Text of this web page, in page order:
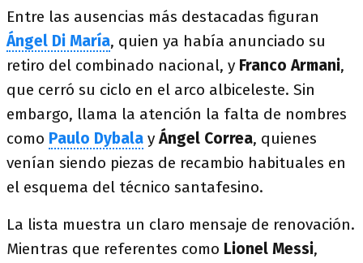
Entre las ausencias más destacadas figuran
Ángel Di María, quien ya había anunciado su
retiro del combinado nacional, y Franco Armani,
que cerró su ciclo en el arco albiceleste. Sin
embargo, llama la atención la falta de nombres
como Paulo Dybala yÁngel Correa, quienes
venían siendo piezas de recambio habituales en
el esquema del técnico santafesino.
La lista muestra un claro mensaje de renovación.
Mientras que referentes como Lionel Messi,